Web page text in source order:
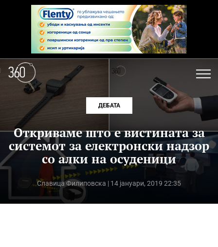
ДЕБАТА
Откриваме што е вистината за
системот за електронски надзор
со алки на осуденици
Славица Филиповска | 14 јануари, 2019 22:35